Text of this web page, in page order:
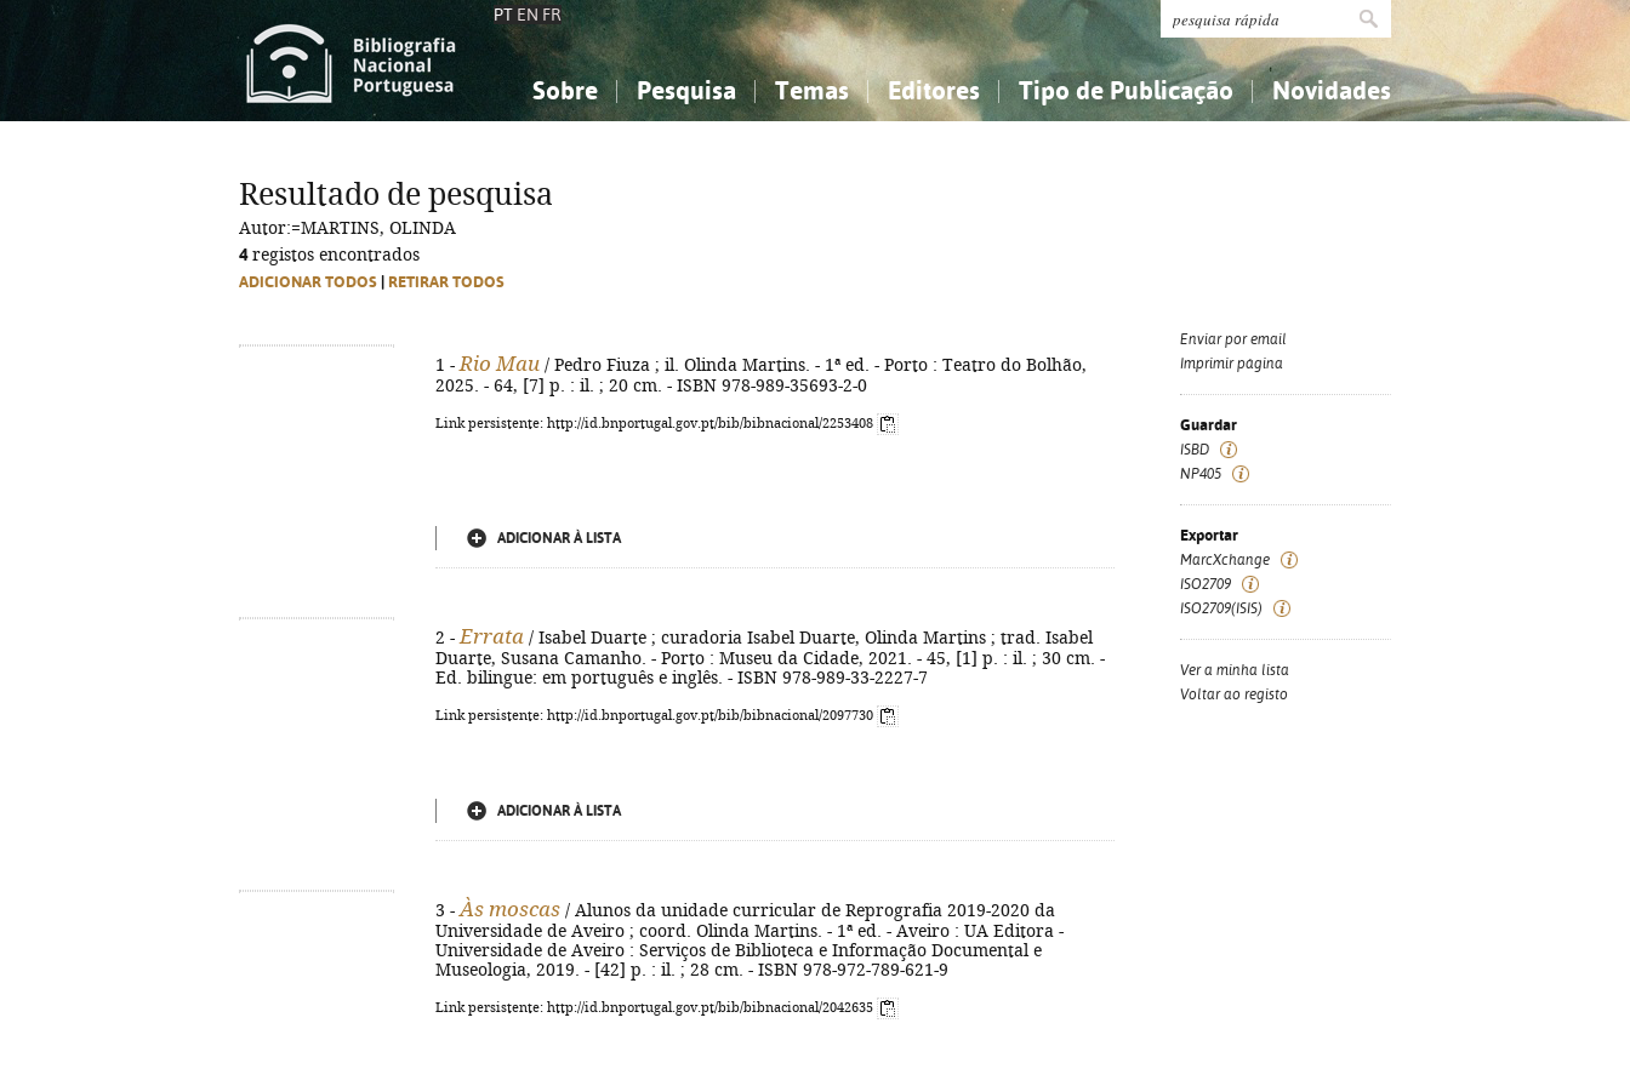
PT EN FR
Sobre Pesquisa Temas
Ciências sociais...
Editores Tipo de Publicação Novidades
Ciências sociais...
Resultado de pesquisa
Autor:=MARTINS, OLINDA
4registos encontrados
ADICIONAR TODOS RETIRAR TODOS
1 - Rio Mau / Pedro Fiuza ; il. Olinda Martins. - 1ª ed. - Porto : Teatro do Bolhão,
2025. - 64, [7] p. : il. ; 20 cm. - ISBN 978-989-35693-2-0
Link persistente: http://id.bnportugal.gov.pt/bib/bibnacional/2253408
ADICIONAR À LISTA
2 - Errata / Isabel Duarte ; curadoria Isabel Duarte, Olinda Martins ; trad. Isabel
Duarte, Susana Camanho. - Porto : Museu da Cidade, 2021. - 45, [1] p. : il. ; 30 cm. -
Ed. bilingue: em português e inglês. - ISBN 978-989-33-2227-7
Link persistente: http://id.bnportugal.gov.pt/bib/bibnacional/2097730
ADICIONAR À LISTA
3 - Às moscas / Alunos da unidade curricular de Reprografia 2019-2020 da
Universidade de Aveiro ; coord. Olinda Martins. - 1ª ed. - Aveiro : UA Editora -
Universidade de Aveiro : Serviços de Biblioteca e Informação Documental e
Museologia, 2019. - [42] p. : il. ; 28 cm. - ISBN 978-972-789-621-9
Link persistente: http://id.bnportugal.gov.pt/bib/bibnacional/2042635
Enviar por email
Imprimir página
Guardar
ISBD
NP405
Exportar
MarcXchange
ISO2709
ISO2709(ISIS)
Ver a minha lista
Voltar ao registo